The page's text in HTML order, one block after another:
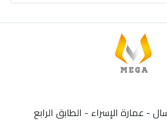
- عمارة الإسراء - الطابق الرابع